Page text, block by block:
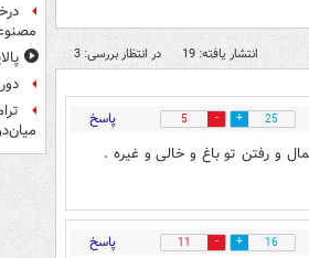
انتشار یافته: 19 در انتظار بررسی: 3
25
5 پاسخ
و رفتن تو باغ و خالی و غیره .
16
11 پاسخ